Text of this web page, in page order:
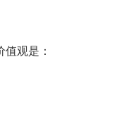
观是：